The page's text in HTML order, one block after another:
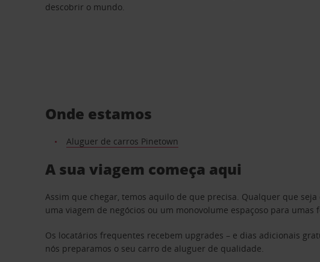
descobrir o mundo.
Onde estamos
Aluguer de carros Pinetown
A sua viagem começa aqui
Assim que chegar, temos aquilo de que precisa. Qualquer que
uma viagem de negócios ou um monovolume espaçoso para
Os locatários frequentes recebem upgrades – e dias adicionais
nós preparamos o seu carro de aluguer de qualidade.